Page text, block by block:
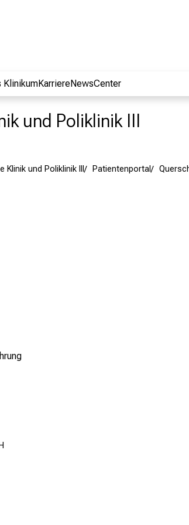
KlinikumKarriereNewsCenter
und Poliklinik III
Klinik und Poliklinik III Patientenportal